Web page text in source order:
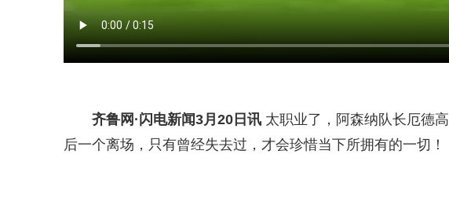
齐鲁网 ·闪电新闻3月20日讯太职业了，阿森纳队长厄德
后一个离场，只有曾经失去过，才会珍惜当下所拥有的一切！